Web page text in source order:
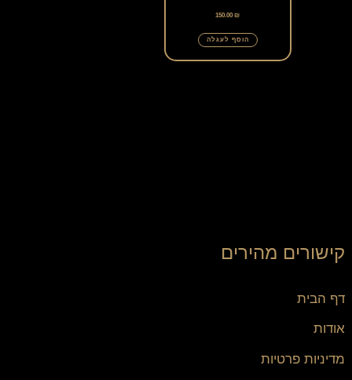
קישורים מהירים
דף הבית
אודות
מדיניות פרטיות
150.00₪
הוסף לעגלה